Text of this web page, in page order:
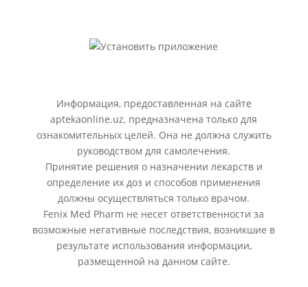
Информация, предоставленная на сайте
aptekaonline.uz, предназначена только для
ознакомительных целей. Она не должна служить
руководством для самолечения.
Принятие решения о назначении лекарств и
определение их доз и способов применения
должны осуществляться только врачом.
Fenix Med Pharm не несет ответственности за
возможные негативные последствия, возникшие в
результате использования информации,
размещенной на данном сайте.